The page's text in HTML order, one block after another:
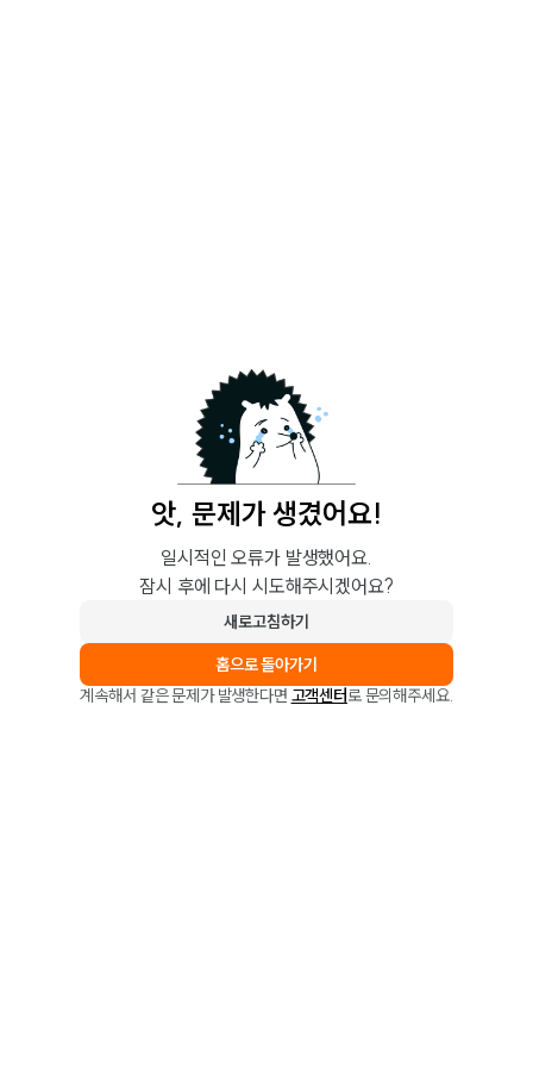
앗, 문제가 생겼어요!
일시적인 오류가 발생했어요.
잠시 후에 다시 시도해주시겠어요?
새로고침하기
홈으로 돌아가기
계속해서 같은 문제가 발생한다면 고객센터로 문의해주세요.